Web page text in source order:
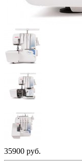
35900 руб.